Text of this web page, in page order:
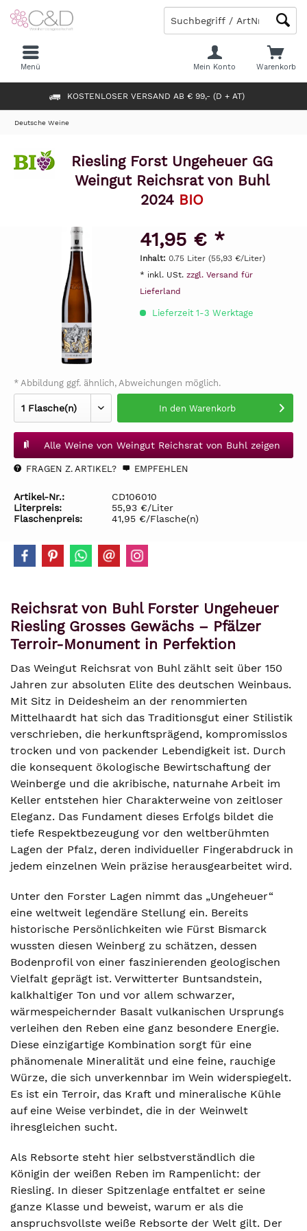
KOSTENLOSER VERSAND AB € 99,- (D + AT)
Warenkorb
Mein Konto
Menü
Deutsche Weine
Riesling Forst Ungeheuer GG
Weingut Reichsrat von Buhl
2024 BIO
41,95 € *
Inhalt: 0.75 Liter (55,93 €/Liter)
* inkl. USt. zzgl. Versand für
Lieferland
Lieferzeit 1-3 Werktage
* Abbildung ggf. ähnlich, Abweichungen möglich.
In den Warenkorb
Alle Weine von Weingut Reichsrat von Buhl zeigen
FRAGEN Z. ARTIKEL? EMPFEHLEN
Artikel-Nr.:
CD106010
Literpreis:
55,93 €/Liter
Flaschenpreis:
41,95 €/Flasche(n)
Reichsrat von Buhl Forster Ungeheuer
Riesling Grosses Gewächs – Pfälzer
Terroir-Monument in Perfektion
Das Weingut Reichsrat von Buhl zählt seit über 150
Jahren zur absoluten Elite des deutschen Weinbaus.
Mit Sitz in Deidesheim an der renommierten
Mittelhaardt hat sich das Traditionsgut einer Stilistik
verschrieben, die herkunftsprägend, kompromisslos
trocken und von packender Lebendigkeit ist. Durch
die konsequent ökologische Bewirtschaftung der
Weinberge und die akribische, naturnahe Arbeit im
Keller entstehen hier Charakterweine von zeitloser
Eleganz. Das Fundament dieses Erfolgs bildet die
tiefe Respektbezeugung vor den weltberühmten
Lagen der Pfalz, deren individueller Fingerabdruck in
jedem einzelnen Wein präzise herausgearbeitet wird.
Unter den Forster Lagen nimmt das „Ungeheuer“
eine weltweit legendäre Stellung ein. Bereits
historische Persönlichkeiten wie Fürst Bismarck
wussten diesen Weinberg zu schätzen, dessen
Bodenprofil von einer faszinierenden geologischen
Vielfalt geprägt ist. Verwitterter Buntsandstein,
kalkhaltiger Ton und vor allem schwarzer,
wärmespeichernder Basalt vulkanischen Ursprungs
verleihen den Reben eine ganz besondere Energie.
Diese einzigartige Kombination sorgt für eine
phänomenale Mineralität und eine feine, rauchige
Würze, die sich unverkennbar im Wein widerspiegelt.
Es ist ein Terroir, das Kraft und mineralische Kühle
auf eine Weise verbindet, die in der Weinwelt
ihresgleichen sucht.
Als Rebsorte steht hier selbstverständlich die
Königin der weißen Reben im Rampenlicht: der
Riesling. In dieser Spitzenlage entfaltet er seine
ganze Klasse und beweist, warum er als die
anspruchsvollste weiße Rebsorte der Welt gilt. Der